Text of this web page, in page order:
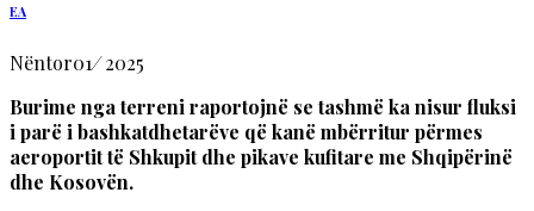
EA
Nëntor01/2025
Burime nga terreni raportojnë se tashmë ka nisur fluksi
i parë i bashkatdhetarëve që kanë mbërritur përmes
aeroportit të Shkupit dhe pikave kufitare me Shqipërinë
dhe Kosovën.